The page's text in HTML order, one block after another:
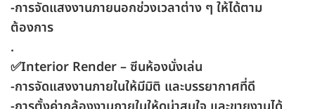
-การจัดแสงงานภายนอกช่วงเวลาต่าง ๆ ให้ได้ตาม
ต้องการ
.
✅Interior Render – ซีนห้องนั่งเล่น
-การจัดแสงงานภายในให้มีมิติ และบรรยากาศที่ดี